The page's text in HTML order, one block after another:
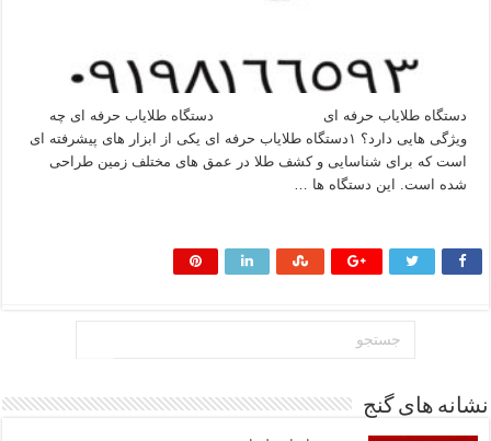
دستگاه طلایاب حرفه ای دستگاه طلایاب حرفه ای چه
ویژگی هایی دارد؟ ۱دستگاه طلایاب حرفه‌ ای یکی از ابزار های پیشرفته‌ ای
است که برای شناسایی و کشف طلا در عمق‌ های مختلف زمین طراحی
شده است. این دستگاه‌ ها …
نشانه های گنج